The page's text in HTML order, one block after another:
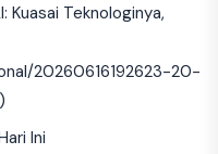
Kuasai Teknologinya,
20260616192623-20-
Ini